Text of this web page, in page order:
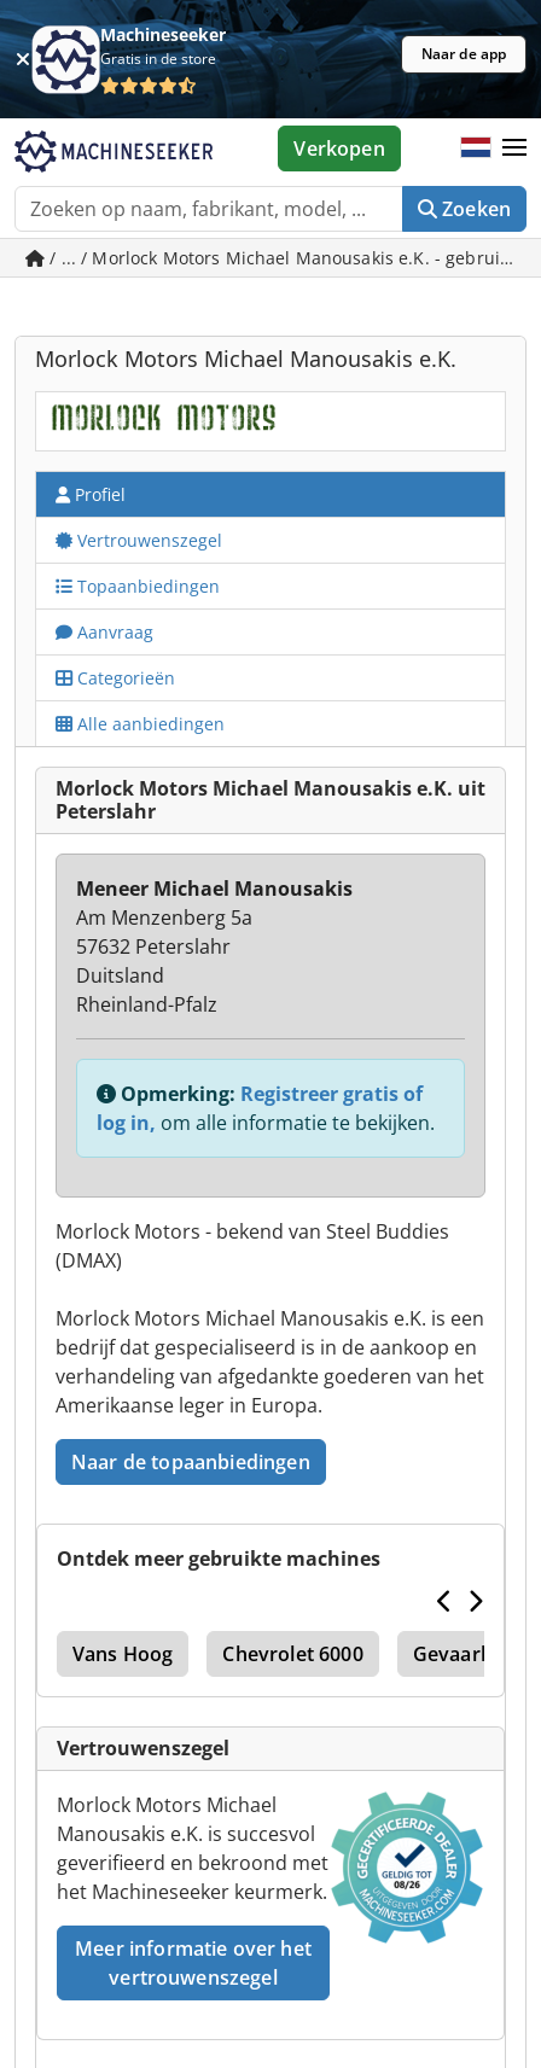
Machineseeker
Gratis in de store Naar de app
Zoeken
Verkopen
/ ... / Morlock Motors Michael Manousakis e.K. - gebruikte
Morlock Motors Michael Manousakis e.K.
Profiel
Vertrouwenszegel
Topaanbiedingen
Aanvraag
Categorieën
Alle aanbiedingen
Morlock Motors Michael Manousakis e.K. uit
Peterslahr
Morlock Motors - bekend van Steel Buddies
(DMAX)
Morlock Motors Michael Manousakis e.K. is een
bedrijf dat gespecialiseerd is in de aankoop en
verhandeling van afgedankte goederen van het
Amerikaanse leger in Europa.
Naar de topaanbiedingen
Meneer Michael Manousakis
Am Menzenberg 5a
57632 Peterslahr
Duitsland
Rheinland-Pfalz
Opmerking: Registreer gratis of
log in, om alle informatie te bekijken.
Ontdek meer gebruikte machines
Vans Hoog Chevrolet 6000 Gevaarlijke
Vertrouwenszegel
Morlock Motors Michael
Manousakis e.K. is succesvol
geverifieerd en bekroond met
het Machineseeker keurmerk.
Meer informatie over het
vertrouwenszegel